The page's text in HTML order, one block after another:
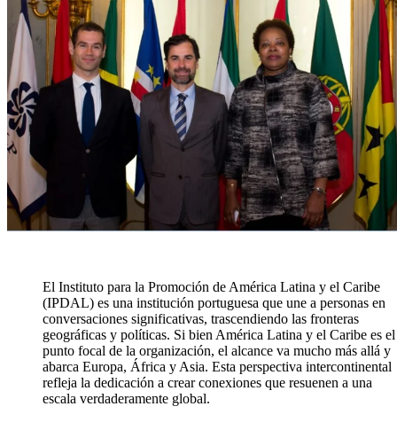
El Instituto para la Promoción de América Latina y el Caribe
(IPDAL) es una institución portuguesa que une a personas en
conversaciones significativas, trascendiendo las fronteras
geográficas y políticas. Si bien América Latina y el Caribe es el
punto focal de la organización, el alcance va mucho más allá y
abarca Europa, África y Asia. Esta perspectiva intercontinental
refleja la dedicación a crear conexiones que resuenen a una
escala verdaderamente global.